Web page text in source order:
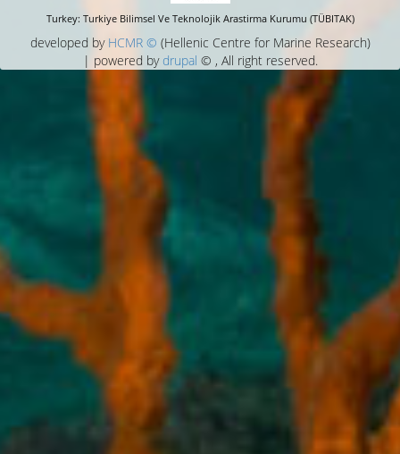
Turkey: Turkiye Bilimsel Ve Teknolojik Arastirma Kurumu (TÜBITAK)
developed by HCMR © (Hellenic Centre for Marine Research)
| powered by drupal © , All right reserved.